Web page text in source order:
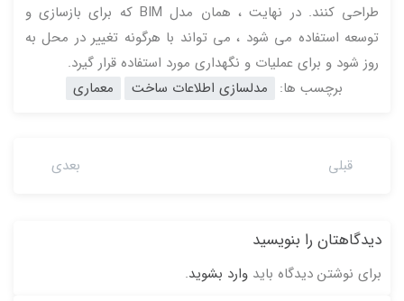
طراحی کنند. در نهایت ، همان مدل BIM که برای بازسازی و
توسعه استفاده می شود ، می تواند با هرگونه تغییر در محل به
روز شود و برای عملیات و نگهداری مورد استفاده قرار گیرد.
برچسب ها:
مدلسازی اطلاعات ساخت معماری
قبلی بعدی
دیدگاهتان را بنویسید
برای نوشتن دیدگاه باید وارد بشوید.